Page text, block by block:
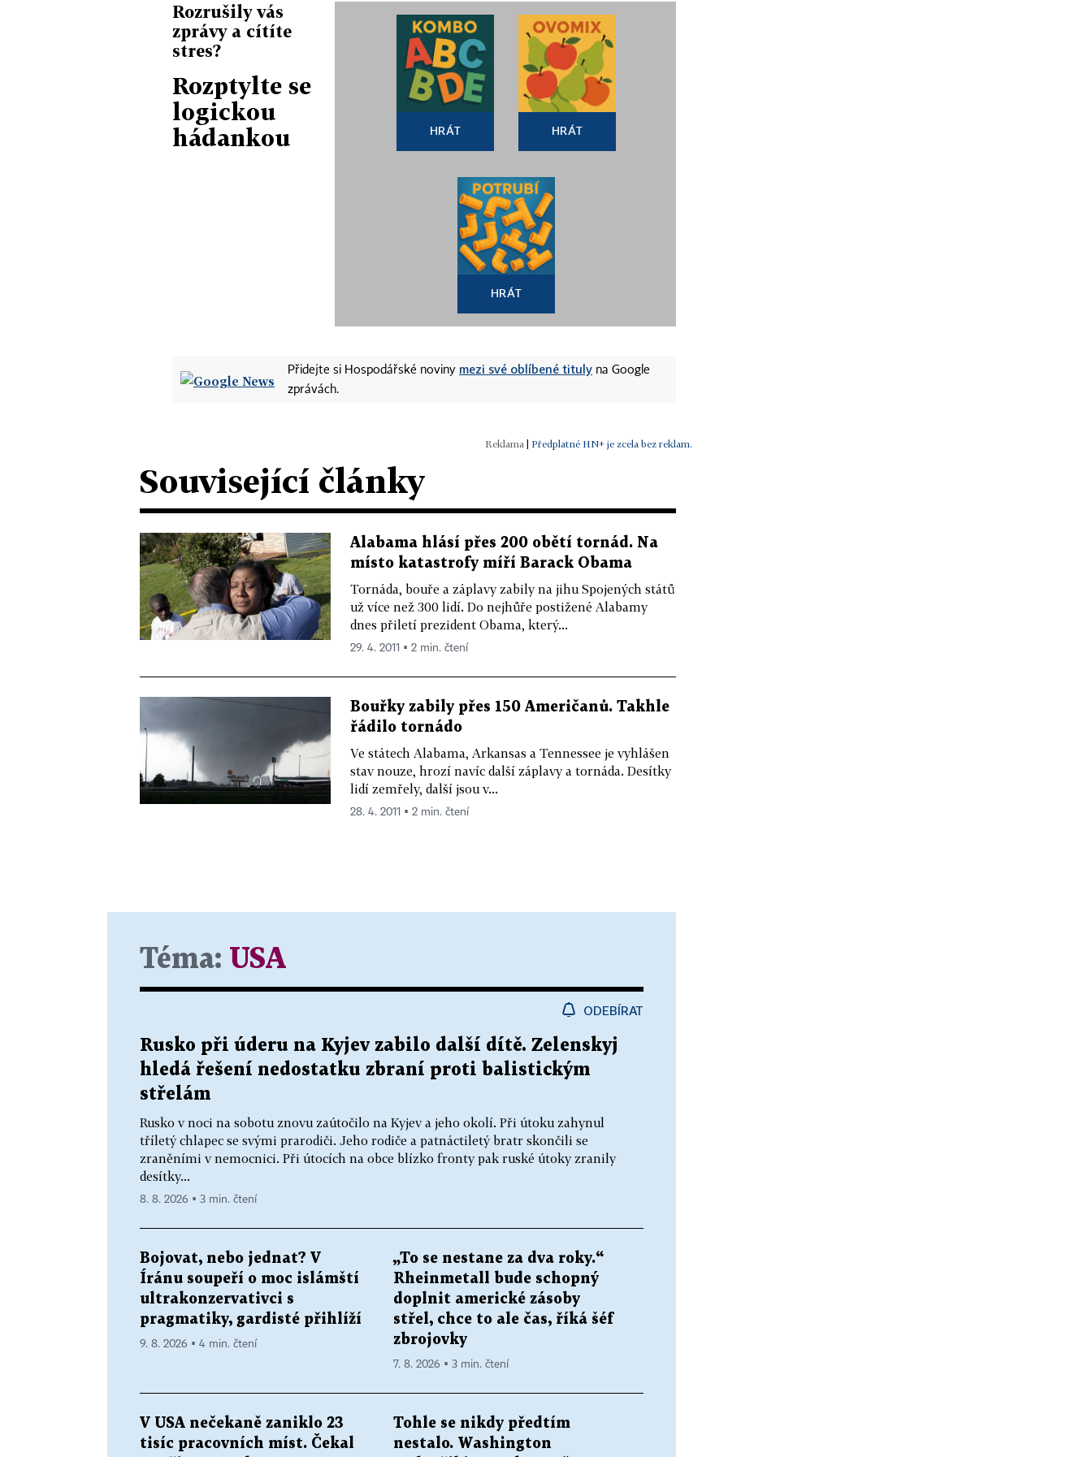
Rozrušily vás
zprávy a cítíte
stres?
Rozptylte se
logickou
hádankou
HRÁT HRÁT
HRÁT
Přidejte si Hospodářské noviny mezi své oblíbené tituly na Google
zprávách.
| Předplatné HN+ je zcela bez reklam.
Související články
Alabama hlásí přes 200 obětí tornád. Na
místo katastrofy míří Barack Obama
Tornáda, bouře a záplavy zabily na jihu Spojených států
už více než 300 lidí. Do nejhůře postižené Alabamy
dnes přiletí prezident Obama, který...
29. 4. 2011 ▪ 2 min. čtení
Bouřky zabily přes 150 Američanů. Takhle
řádilo tornádo
Ve státech Alabama, Arkansas a Tennessee je vyhlášen
stav nouze, hrozí navíc další záplavy a tornáda. Desítky
lidí zemřely, další jsou v...
28. 4. 2011 ▪ 2 min. čtení
Téma: USA
ODEBÍRAT
Rusko při úderu na Kyjev zabilo další dítě. Zelenskyj
hledá řešení nedostatku zbraní proti balistickým
střelám
Rusko v noci na sobotu znovu zaútočilo na Kyjev a jeho okolí. Při útoku zahynul
tříletý chlapec se svými prarodiči. Jeho rodiče a patnáctiletý bratr skončili se
zraněními v nemocnici. Při útocích na obce blízko fronty pak ruské útoky zranily
desítky...
8. 8. 2026 ▪ 3 min. čtení
Bojovat, nebo jednat? V
Íránu soupeří o moc islámští
ultrakonzervativci s
pragmatiky, gardisté přihlíží
9. 8. 2026 ▪ 4 min. čtení
„To se nestane za dva roky.“
Rheinmetall bude schopný
doplnit americké zásoby
střel, chce to ale čas, říká šéf
zbrojovky
7. 8. 2026 ▪ 3 min. čtení
V USA nečekaně zaniklo 23
tisíc pracovních míst. Čekal
Tohle se nikdy předtím
nestalo. Washington